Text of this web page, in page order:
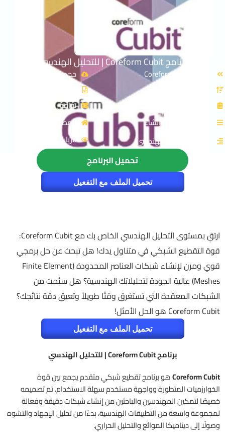
برنامج Coreform Cubit | للتحليل الهندسي
القسم: هندسة وإنشاء
التصنيف: التحليل الهندسى
حجم الملف: 961 MB
توافق النواة: 64-Bit
المصدر: coreform
الزيارات : 1373
تحميل البرنامج
تحميل الملف مع التفعيل
ارتقِ بمستوى التحليل الهندسي الخاص بك مع Coreform Cubit:
قوة التقطيع الشبكي في متناول يدك! هل تبحث عن حل برمجي
قوي ومرن لإنشاء شبكات العناصر المحدودة (Finite Element
Meshes) عالية الجودة لتحليلاتك الهندسية؟ هل سئمت من
الشبكات المعقدة التي تستغرق وقتًا طويلاً وتعيق دقة نتائجك؟
Coreform Cubit هو الحل الأمثل!
تحميل الملف مع التفعيل
برنامج Coreform Cubit | للتحليل الهندسي
Coreform Cubitهو برنامج تقطيع شبكي متقدم يجمع بين قوة
الخوارزميات المتطورة وواجهة مستخدم سهلة الاستخدام. تم تصميمه
خصيصًا لتمكين المهندسين والباحثين من إنشاء شبكات دقيقة وفعالة
لمجموعة واسعة من التطبيقات الهندسية، بدءًا من تحليل الإجهاد والتشوه
وصولًا إلى ديناميكا الموائع والتحليل الحراري.